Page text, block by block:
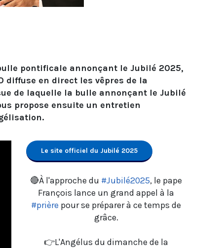
pontificale annonçant le Jubilé 2025,
diffuse en direct les vêpres de la
de laquelle la bulle annonçant le Jubilé
propose ensuite un entretien
Le site officiel du Jubilé 2025
🔴À l'approche du #Jubilé2025, le pape
François lance un grand appel à la
#prière pour se préparer à ce temps de
grâce.
👉L'Angélus du dimanche de la